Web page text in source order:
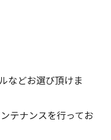
などお選び頂けま
テナンスを行ってお